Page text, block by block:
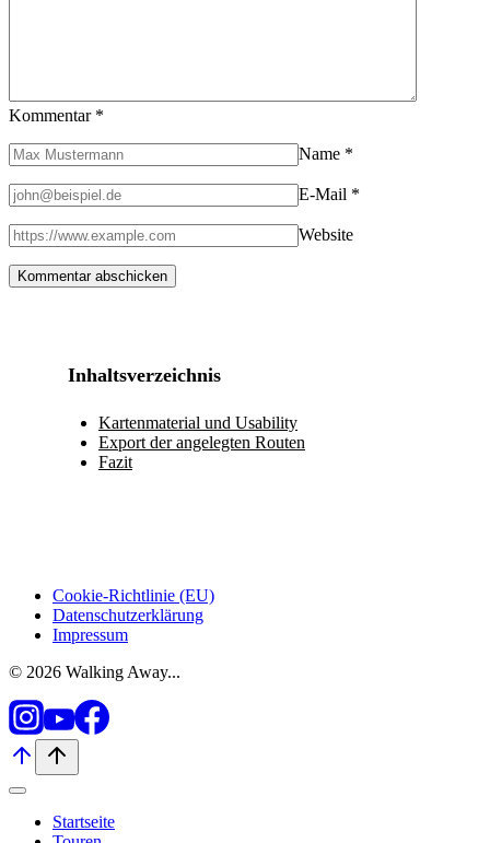
Kommentar *
Name *
E-Mail *
Website
Inhaltsverzeichnis
Kartenmaterial und Usability
Export der angelegten Routen
Fazit
Cookie-Richtlinie (EU)
Datenschutzerklärung
Impressum
© 2026 Walking Away...
Startseite